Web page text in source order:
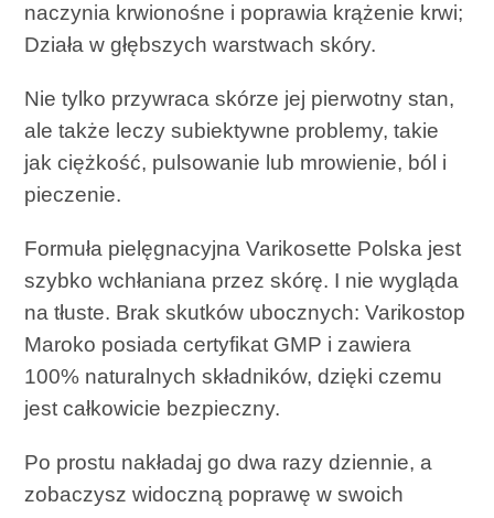
naczynia krwionośne i poprawia krążenie krwi;
Działa w głębszych warstwach skóry.
Nie tylko przywraca skórze jej pierwotny stan,
ale także leczy subiektywne problemy, takie
jak ciężkość, pulsowanie lub mrowienie, ból i
pieczenie.
Formuła pielęgnacyjna Varikosette Polska jest
szybko wchłaniana przez skórę. I nie wygląda
na tłuste. Brak skutków ubocznych: Varikostop
Maroko posiada certyfikat GMP i zawiera
100% naturalnych składników, dzięki czemu
jest całkowicie bezpieczny.
Po prostu nakładaj go dwa razy dziennie, a
zobaczysz widoczną poprawę w swoich